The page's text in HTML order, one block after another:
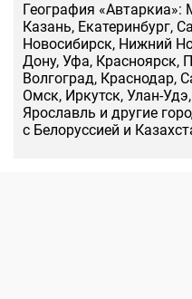
География «Автаркиа»:
Казань, Екатеринбург,
Новосибирск, Нижний
Дону, Уфа, Красноярск,
Волгоград, Краснодар,
Омск, Иркутск, Улан-
Ярославль и другие
с Белоруссией и